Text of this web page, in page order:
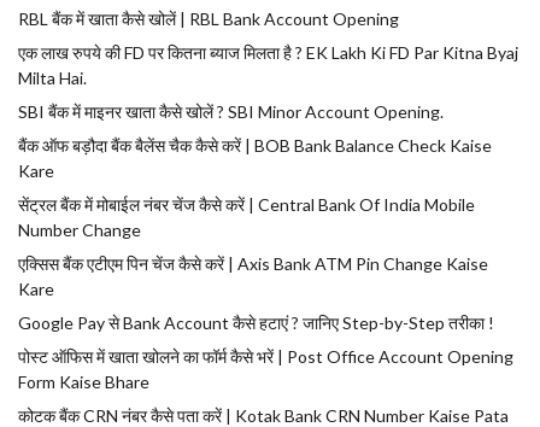
RBL बैंक में खाता कैसे खोलें | RBL Bank Account Opening
एक लाख रुपये की FD पर कितना ब्याज मिलता है ? EK Lakh Ki FD Par Kitna Byaj
Milta Hai.
SBI बैंक में माइनर खाता कैसे खोलें ? SBI Minor Account Opening.
बैंक ऑफ बड़ौदा बैंक बैलेंस चैक कैसे करें | BOB Bank Balance Check Kaise
Kare
सेंट्रल बैंक में मोबाईल नंबर चेंज कैसे करें | Central Bank Of India Mobile
Number Change
एक्सिस बैंक एटीएम पिन चेंज कैसे करें | Axis Bank ATM Pin Change Kaise
Kare
Google Pay से Bank Account कैसे हटाएं ? जानिए Step-by-Step तरीका !
पोस्ट ऑफिस में खाता खोलने का फॉर्म कैसे भरें | Post Office Account Opening
Form Kaise Bhare
कोटक बैंक CRN नंबर कैसे पता करें | Kotak Bank CRN Number Kaise Pata